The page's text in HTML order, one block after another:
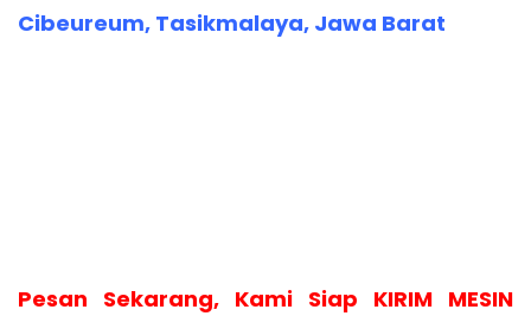
Cibeureum, Tasikmalaya, Jawa Barat
Pesan Sekarang, Kami Siap KIRIM MESIN